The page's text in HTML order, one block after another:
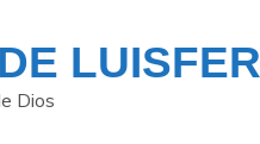
LUISFER
Dios